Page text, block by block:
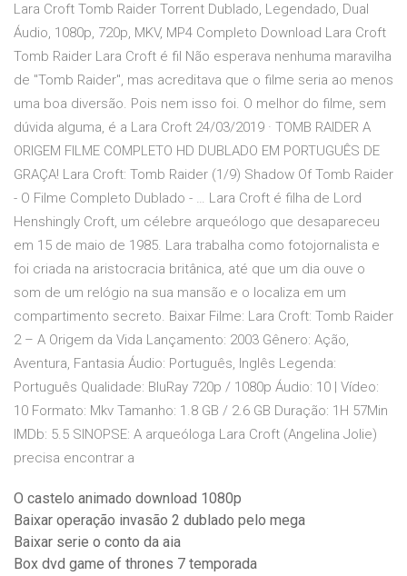
Lara Croft Tomb Raider Torrent Dublado, Legendado, Dual
Áudio, 1080p, 720p, MKV, MP4 Completo Download Lara Croft
Tomb Raider Lara Croft é fil Não esperava nenhuma maravilha
de "Tomb Raider", mas acreditava que o filme seria ao menos
uma boa diversão. Pois nem isso foi. O melhor do filme, sem
dúvida alguma, é a Lara Croft 24/03/2019 · TOMB RAIDER A
ORIGEM FILME COMPLETO HD DUBLADO EM PORTUGUÊS DE
GRAÇA! Lara Croft: Tomb Raider (1/9) Shadow Of Tomb Raider
- O Filme Completo Dublado - … Lara Croft é filha de Lord
Henshingly Croft, um célebre arqueólogo que desapareceu
em 15 de maio de 1985. Lara trabalha como fotojornalista e
foi criada na aristocracia britânica, até que um dia ouve o
som de um relógio na sua mansão e o localiza em um
compartimento secreto. Baixar Filme: Lara Croft: Tomb Raider
2 – A Origem da Vida Lançamento: 2003 Gênero: Ação,
Aventura, Fantasia Áudio: Português, Inglês Legenda:
Português Qualidade: BluRay 720p / 1080p Áudio: 10 | Vídeo:
10 Formato: Mkv Tamanho: 1.8 GB / 2.6 GB Duração: 1H 57Min
IMDb: 5.5 SINOPSE: A arqueóloga Lara Croft (Angelina Jolie)
precisa encontrar a
O castelo animado download 1080p
Baixar operação invasão 2 dublado pelo mega
Baixar serie o conto da aia
Box dvd game of thrones 7 temporada